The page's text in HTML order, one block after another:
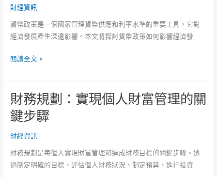
多
元
化
風
理
財經資訊
貨幣政策是一個國家管理貨幣供應和利率水準的重要工具，它對
經濟發展產生深遠影響。本文將探討貨幣政策如何影響經濟發
貨
策
與
經
濟
展
的
閱讀全文 »
財務規劃：實現個人財富管理的關
鍵步驟
財經資訊
財務規劃是每個人實現財富管理和達成財務目標的關鍵步驟。透
過制定明確的目標、評估個人財務狀況、制定預算、進行投資